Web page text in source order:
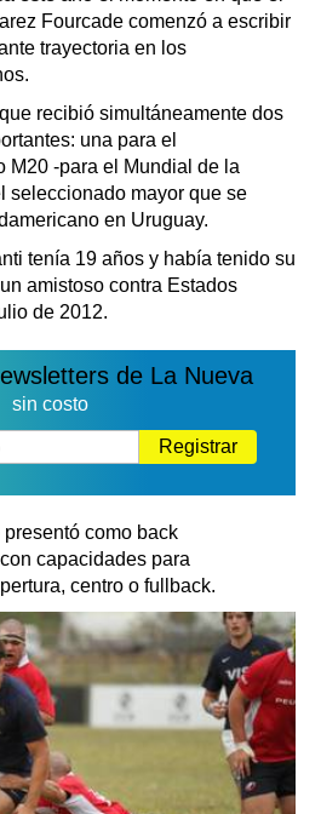
Transportes
Loterías
Fúnebres
Edictos
Teléfonos de urgencia
Fourcade comenzó a escribir
trayectoria en los
recibió simultáneamente dos
una para el
M20 -para el Mundial de la
seleccionado mayor que se
en Uruguay.
tenía 19 años y había tenido su
amistoso contra Estados
de 2012.
de La Nueva
sin costo
Registrar
como back
capacidades para
centro o fullback.